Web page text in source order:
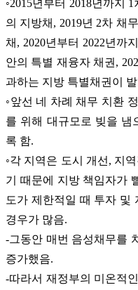
◦2015년부터 2018년까지
의 지방채, 2019년 2차 채
채, 2020년부터 2022년까
안의 특별 재융자 채권,
과하는 지방 특별채권이
◦앞선 네 차례 채무 치환
를 위해 대규모로 빚을 냄
록 함.
◦각 지역은 도시 개선, 지
기 때문에 지방 책임자가
도가 제한적일 때 투자 및
경우가 많음.
-그동안 매번 음성채무를
증가했음.
-따라서 재정부의 미온적